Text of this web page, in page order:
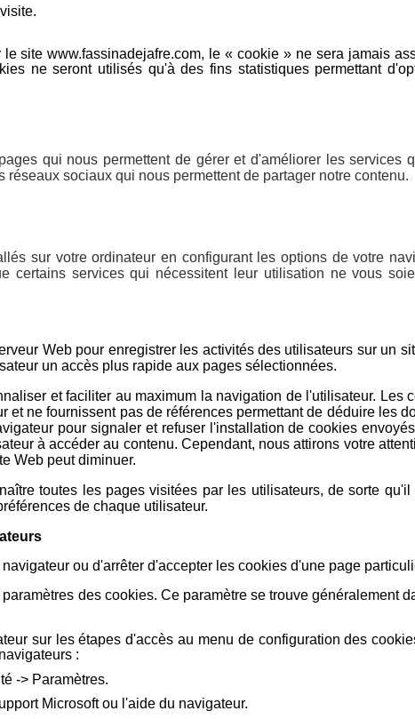
site www.fassinadejafre.com, le « cookie » ne sera jamais
ne seront utilisés qu'à des fins statistiques permettant
qui nous permettent de gérer et d'améliorer les services
sociaux qui nous permettent de partager notre contenu.
sur votre ordinateur en configurant les options de votre
certains services qui nécessitent leur utilisation ne vous
Web pour enregistrer les activités des utilisateurs sur un
un accès plus rapide aux pages sélectionnées.
et faciliter au maximum la navigation de l'utilisateur. Les
ne fournissent pas de références permettant de déduire les
pour signaler et refuser l'installation de cookies
à accéder au contenu. Cependant, nous attirons votre
Web peut diminuer.
toutes les pages visitées par les utilisateurs, de sorte qu'il
de chaque utilisateur.
ou d'arrêter d'accepter les cookies d'une page
des cookies. Ce paramètre se trouve généralement
sur les étapes d'accès au menu de configuration des
:
-> Paramètres.
Microsoft ou l'aide du navigateur.